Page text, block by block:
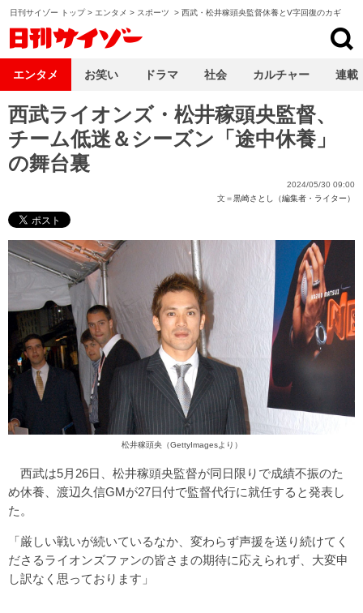
日刊サイゾー トップ> エンタメ > スポーツ > 西武・松井稼頭央監督休養とV字回復のカギ
西武ライオンズ・松井稼頭央監督、
チーム低迷＆シーズン「途中休養」
の舞台裏
2024/05/30 09:00
文＝黒崎さとし（編集者・ライター）
松井稼頭央（GettyImagesより）
西武は5月26日、松井稼頭央監督が同日限りで成績不振のた
め休養、渡辺久信GMが27日付で監督代行に就任すると発表し
た。
「厳しい戦いが続いているなか、変わらず声援を送り続けてく
ださるライオンズファンの皆さまの期待に応えられず、大変申
し訳なく思っております」
エンタメ お笑い ドラマ 社会 カルチャー 連載